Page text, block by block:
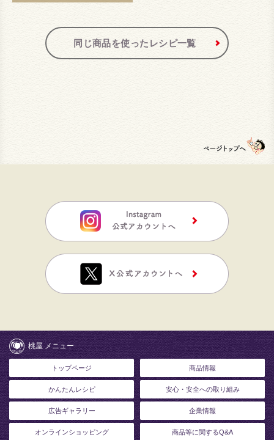
同じ商品を使ったレシピ一覧
桃屋 メニュー
トップページ 商品情報
かんたんレシピ 安心・安全への取り組み
広告ギャラリー 企業情報
オンラインショッピング 商品等に関するQ&A